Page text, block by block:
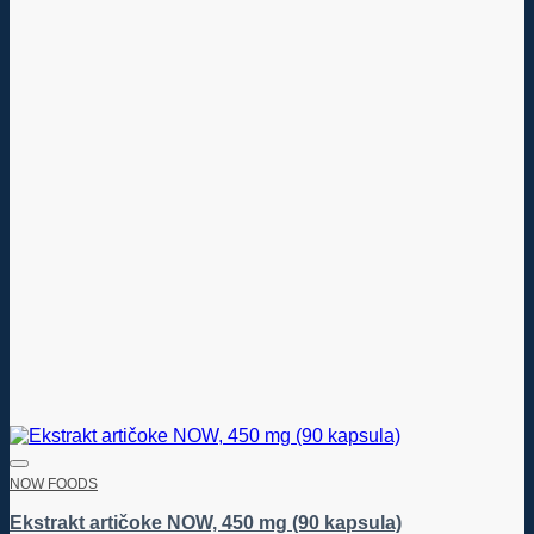
NOW FOODS
Ekstrakt artičoke NOW, 450 mg (90 kapsula)